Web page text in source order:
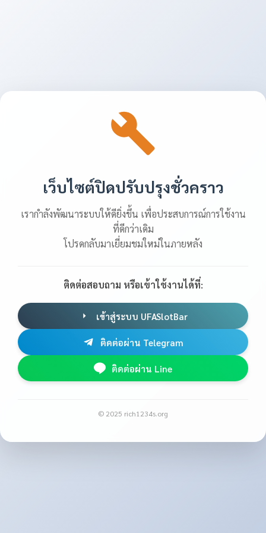
เว็บไซต์ปิดปรับปรุงชั่วคราว
เรากำลังพัฒนาระบบให้ดียิ่งขึ้น เพื่อประสบการณ์การใช้งาน
ที่ดีกว่าเดิม
โปรดกลับมาเยี่ยมชมใหม่ในภายหลัง
ติดต่อสอบถาม หรือเข้าใช้งานได้ที่:
เข้าสู่ระบบ UFASlotBar
ติดต่อผ่าน Telegram
ติดต่อผ่าน Line
© 2025 rich1234s.org